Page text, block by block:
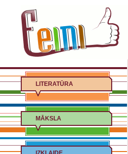
LITERATŪRA
MĀKSLA